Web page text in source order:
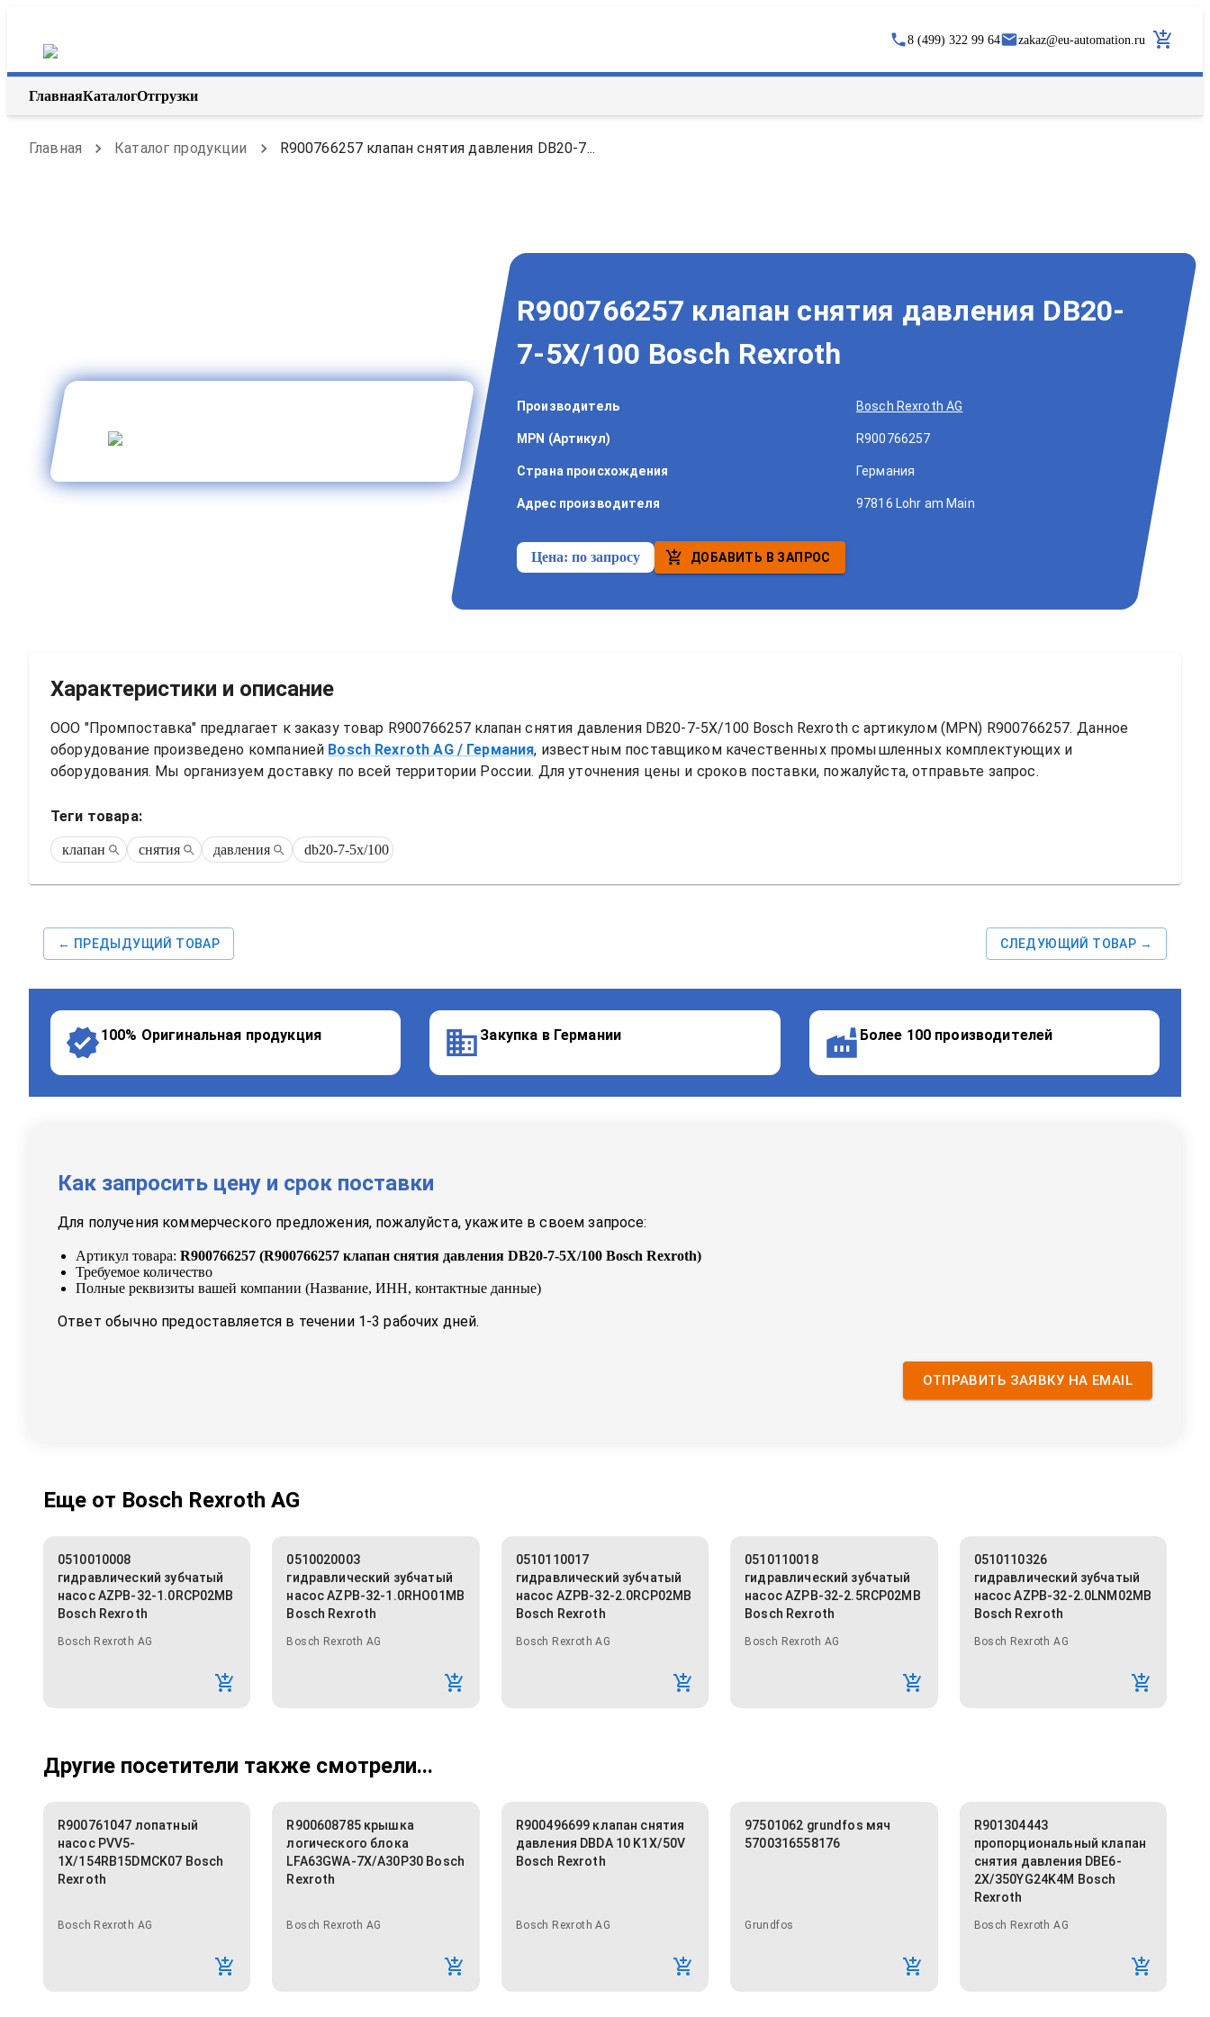
8 (499) 322 99 64 zakaz@eu-automation.ru
ГлавнаяКаталогОтгрузки
Главная Каталог продукции R900766257 клапан снятия давления DB20-7...
R900766257 клапан снятия давления DB20-
7-5X/100 Bosch Rexroth
Производитель Bosch Rexroth AG
MPN (Артикул) R900766257
Страна происхождения Германия
Адрес производителя 97816 Lohr am Main
Цена:по запросу ДОБАВИТЬ В ЗАПРОС
Характеристики и описание
ООО "Промпоставка" предлагает к заказу товар R900766257 клапан снятия давления DB20-7-5X/100 Bosch Rexroth с артикулом (MPN) R900766257. Данное
оборудование произведено компанией Bosch Rexroth AG / Германия, известным поставщиком качественных промышленных комплектующих и
оборудования. Мы организуем доставку по всей территории России. Для уточнения цены и сроков поставки, пожалуйста, отправьте запрос.
Теги товара:
клапан снятия давления db20-7-5x/100
← ПРЕДЫДУЩИЙ ТОВАР СЛЕДУЮЩИЙ ТОВАР →
100% Оригинальная продукция Закупка в Германии Более 100 производителей
Как запросить цену и срок поставки
Для получения коммерческого предложения, пожалуйста, укажите в своем запросе:
Артикул товара: R900766257 (R900766257 клапан снятия давления DB20-7-5X/100 Bosch Rexroth)
Требуемое количество
Полные реквизиты вашей компании (Название, ИНН, контактные данные)
Ответ обычно предоставляется в течении 1-3 рабочих дней.
ОТПРАВИТЬ ЗАЯВКУ НА EMAIL
Еще от Bosch Rexroth AG
0510010008
гидравлический зубчатый
насос AZPB-32-1.0RCP02MB
Bosch Rexroth
Bosch Rexroth AG
0510020003
гидравлический зубчатый
насос AZPB-32-1.0RHO01MB
Bosch Rexroth
Bosch Rexroth AG
0510110017
гидравлический зубчатый
насос AZPB-32-2.0RCP02MB
Bosch Rexroth
Bosch Rexroth AG
0510110018
гидравлический зубчатый
насос AZPB-32-2.5RCP02MB
Bosch Rexroth
Bosch Rexroth AG
0510110326
гидравлический зубчатый
насос AZPB-32-2.0LNM02MB
Bosch Rexroth
Bosch Rexroth AG
Другие посетители также смотрели...
R900761047 лопатный
насос PVV5-
1X/154RB15DMCK07 Bosch
Rexroth
Bosch Rexroth AG
R900608785 крышка
логического блока
LFA63GWA-7X/A30P30 Bosch
Rexroth
Bosch Rexroth AG
R900496699 клапан снятия
давления DBDA 10 K1X/50V
Bosch Rexroth
Bosch Rexroth AG
97501062 grundfos мяч
5700316558176
Grundfos
R901304443
пропорциональный клапан
снятия давления DBE6-
2X/350YG24K4M Bosch
Rexroth
Bosch Rexroth AG